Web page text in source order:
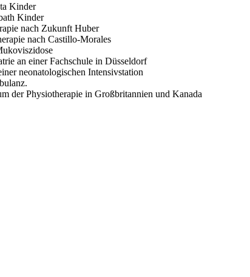
Kinder
Kinder
nach Zukunft Huber
nach Castillo-Morales
an einer Fachschule in Düsseldorf
neonatologischen Intensivstation
der Physiotherapie in Großbritannien und Kanada